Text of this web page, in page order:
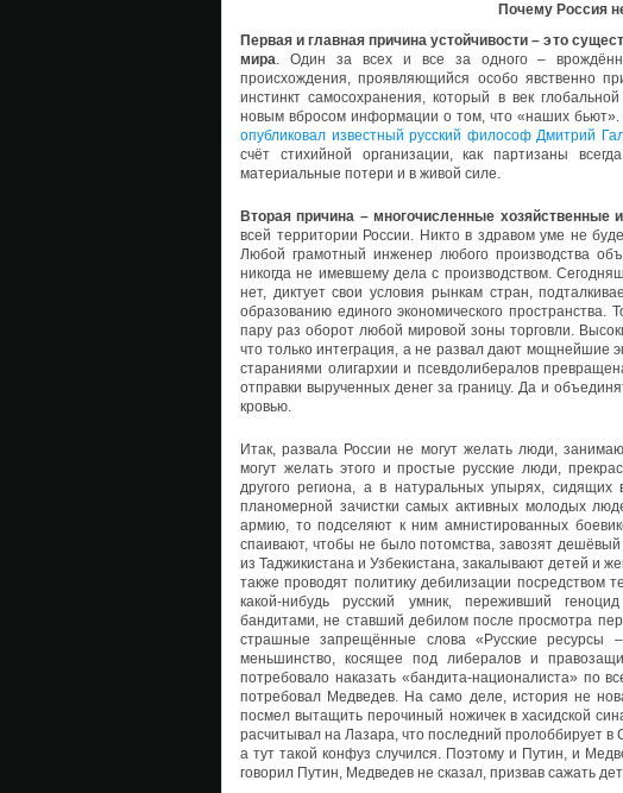
Почему Россия
Первая и главная причина устойчивости – это
мира. Один за всех и все за одного –
происхождения, проявляющийся особо явственно
инстинкт самосохранения, который в век
новым вбросом информации о том, что «наших
опубликовал известный русский философ Дмитрий
счёт стихийной организации, как партизаны
материальные потери и в живой силе.
Вторая причина – многочисленные
всей территории России. Никто в здравом уме не
Любой грамотный инженер любого производства
никогда не имевшему дела с производством.
нет, диктует свои условия рынкам стран,
образованию единого экономического
пару раз оборот любой мировой зоны торговли.
что только интеграция, а не развал дают мощнейшие
стараниями олигархии и псевдолибералов
отправки вырученных денег за границу. Да и
кровью.
Итак, развала России не могут желать люди,
могут желать этого и простые русские люди,
другого региона, а в натуральных упырях,
планомерной зачистки самых активных молодых
армию, то подселяют к ним амнистированных
спаивают, чтобы не было потомства, завозят
из Таджикистана и Узбекистана, закалывают детей и
также проводят политику дебилизации посредством
какой-нибудь русский умник, переживший
бандитами, не ставший дебилом после просмотра
страшные запрещённые слова «Русские ресурсы
меньшинство, косящее под либералов и
потребовало наказать «бандита-националиста» по
потребовал Медведев. На само деле, история не
посмел вытащить перочиный ножичек в хасидской
расчитывал на Лазара, что последний пролоббирует
а тут такой конфуз случился. Поэтому и Путин, и
говорил Путин, Медведев не сказал, призвав сажать